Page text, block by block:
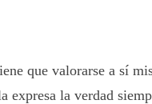
que valorarse a sí
expresa la verdad